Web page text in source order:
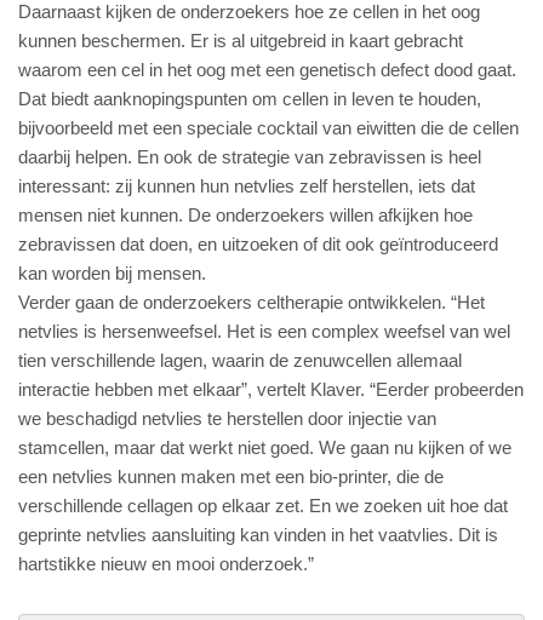
Daarnaast kijken de onderzoekers hoe ze cellen in het oog
kunnen beschermen. Er is al uitgebreid in kaart gebracht
waarom een cel in het oog met een genetisch defect dood gaat.
Dat biedt aanknopingspunten om cellen in leven te houden,
bijvoorbeeld met een speciale cocktail van eiwitten die de cellen
daarbij helpen. En ook de strategie van zebravissen is heel
interessant: zij kunnen hun netvlies zelf herstellen, iets dat
mensen niet kunnen. De onderzoekers willen afkijken hoe
zebravissen dat doen, en uitzoeken of dit ook geïntroduceerd
kan worden bij mensen.
Verder gaan de onderzoekers celtherapie ontwikkelen. “Het
netvlies is hersenweefsel. Het is een complex weefsel van wel
tien verschillende lagen, waarin de zenuwcellen allemaal
interactie hebben met elkaar”, vertelt Klaver. “Eerder probeerden
we beschadigd netvlies te herstellen door injectie van
stamcellen, maar dat werkt niet goed. We gaan nu kijken of we
een netvlies kunnen maken met een bio-printer, die de
verschillende cellagen op elkaar zet. En we zoeken uit hoe dat
geprinte netvlies aansluiting kan vinden in het vaatvlies. Dit is
hartstikke nieuw en mooi onderzoek.”